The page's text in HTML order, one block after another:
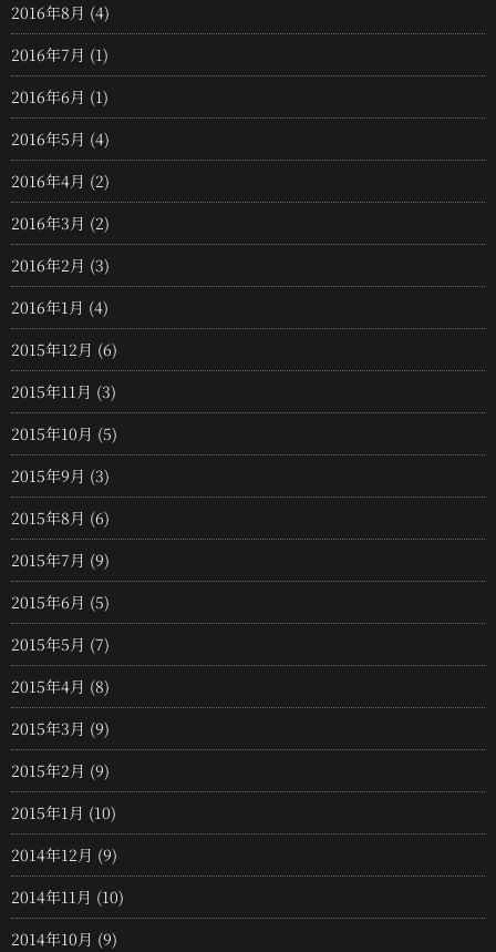
2016年8月 (4)
2016年7月 (1)
2016年6月 (1)
2016年5月 (4)
2016年4月 (2)
2016年3月 (2)
2016年2月 (3)
2016年1月 (4)
2015年12月 (6)
2015年11月 (3)
2015年10月 (5)
2015年9月 (3)
2015年8月 (6)
2015年7月 (9)
2015年6月 (5)
2015年5月 (7)
2015年4月 (8)
2015年3月 (9)
2015年2月 (9)
2015年1月 (10)
2014年12月 (9)
2014年11月 (10)
2014年10月 (9)